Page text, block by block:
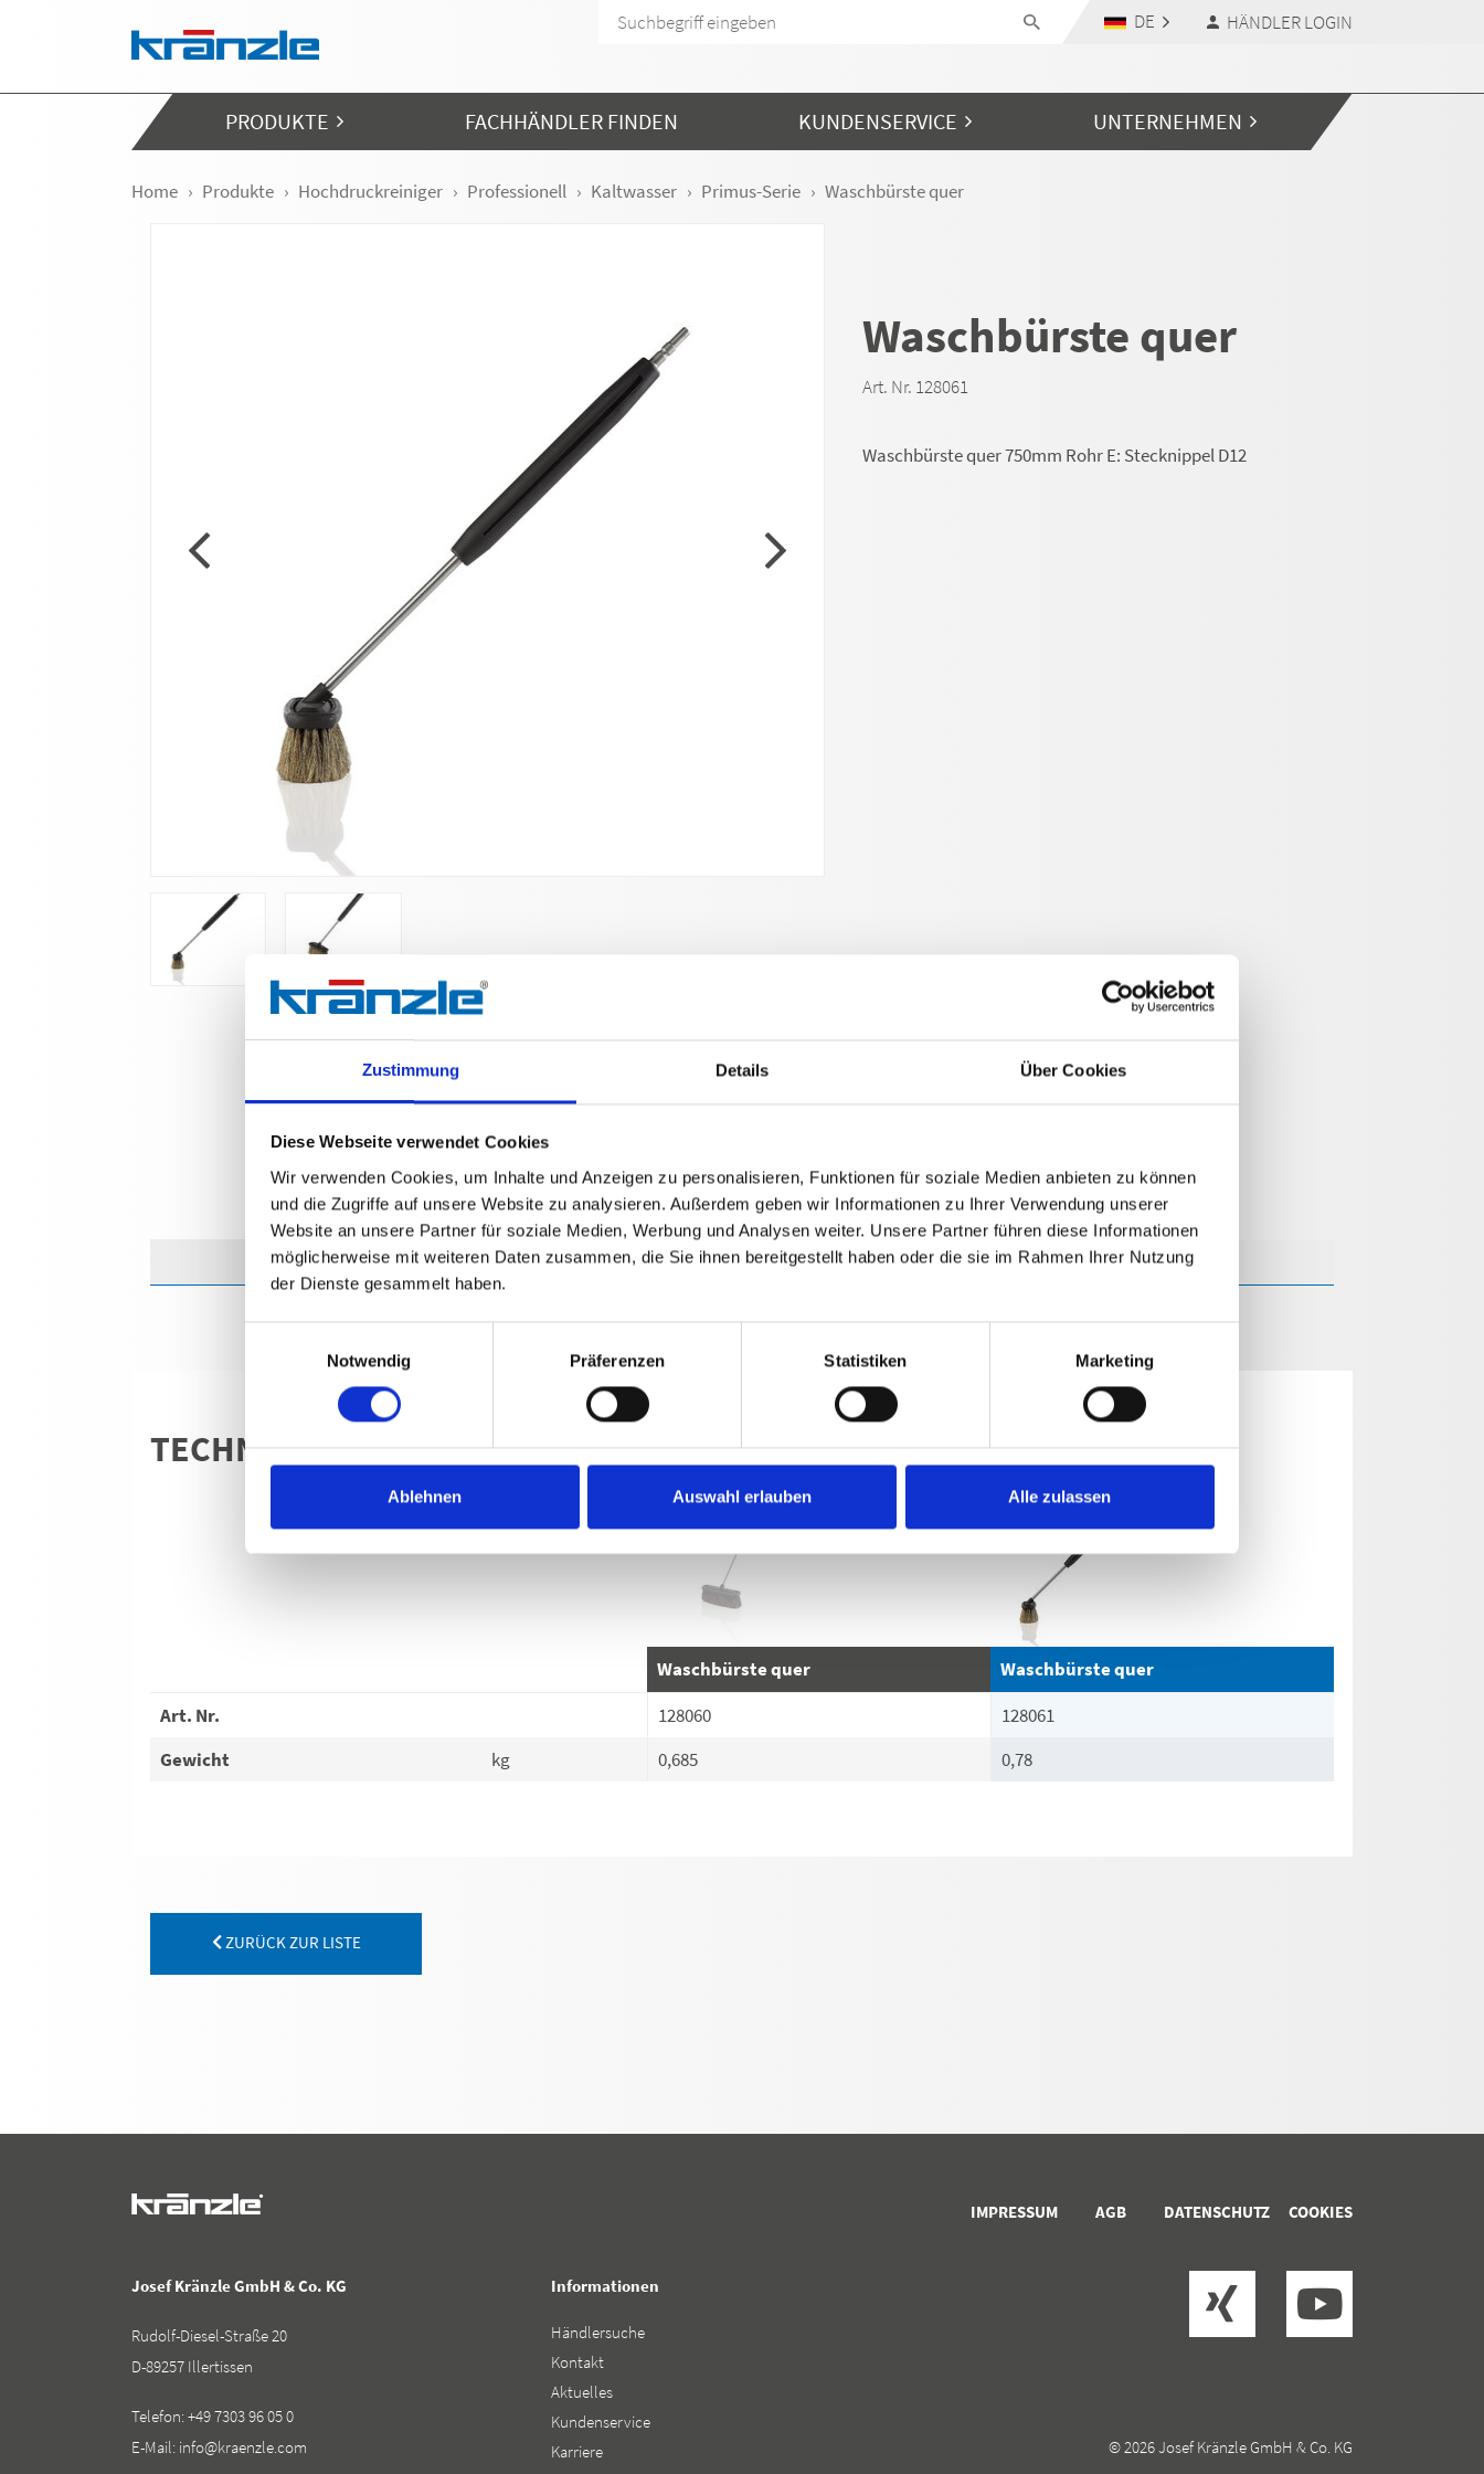
Zustimmung Details Über Cookies
Diese Webseite verwendet Cookies
Wir verwenden Cookies, um Inhalte und Anzeigen zu personalisieren, Funktionen für soziale Medien anbieten zu können
und die Zugriffe auf unsere Website zu analysieren. Außerdem geben wir Informationen zu Ihrer Verwendung unserer
Website an unsere Partner für soziale Medien, Werbung und Analysen weiter. Unsere Partner führen diese Informationen
möglicherweise mit weiteren Daten zusammen, die Sie ihnen bereitgestellt haben oder die sie im Rahmen Ihrer Nutzung
der Dienste gesammelt haben.
Notwendig
Präferenzen Statistiken Marketing
Ablehnen Auswahl erlauben Alle zulassen
Navigation überspringen
DE HÄNDLER LOGIN
PRODUKTE FACHHÄNDLER FINDEN KUNDENSERVICE UNTERNEHMEN
Home Produkte Hochdruckreiniger Professionell Kaltwasser Primus-Serie Waschbürste quer
Waschbürste quer
Art. Nr. 128061
Waschbürste quer 750mm Rohr E: Stecknippel D12
Technische Angaben
TECHNISCHE ANGABEN
Waschbürste quer
Waschbürste quer
Art. Nr.
128060
128061
Gewicht
kg 0,685 0,78
ZURÜCK ZUR LISTE
IMPRESSUM AGB DATENSCHUTZ COOKIES
Josef Kränzle GmbH & Co. KG
Rudolf-Diesel-Straße 20
D-89257 Illertissen
Telefon:+49 7303 96 05 0
E-Mail: info@kraenzle.com
Informationen
Händlersuche
Kontakt
Aktuelles
Kundenservice
Karriere
© 2026 Josef Kränzle GmbH & Co. KG